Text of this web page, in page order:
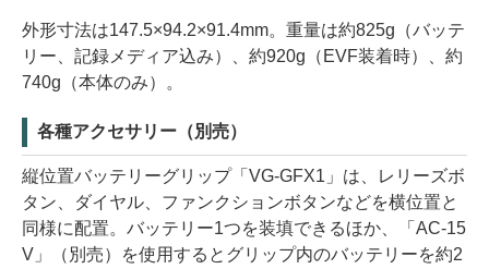
外形寸法は147.5×94.2×91.4mm。重量は約825g（バッテ
リー、記録メディア込み）、約920g（EVF装着時）、約
740g（本体のみ）。
各種アクセサリー（別売）
縦位置バッテリーグリップ「VG-GFX1」は、レリーズボ
タン、ダイヤル、ファンクションボタンなどを横位置と
同様に配置。バッテリー1つを装填できるほか、「AC-15
V」（別売）を使用するとグリップ内のバッテリーを約2